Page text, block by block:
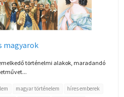
magyarok
történelmi alakok, maradandó
magyar történelem
híres emberek